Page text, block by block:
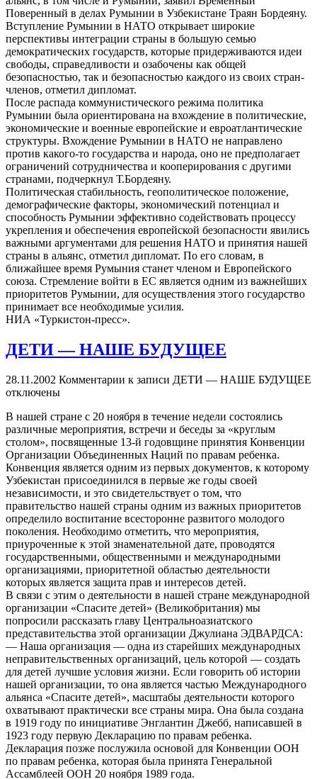
Поверенный в делах Румынии в Узбекистане Траян Бордеяну.
Вступление Румынии в НАТО открывает широкие
перспективы интеграции страны в большую семью
демократических государств, которые придерживаются идеи
свободы, справедливости и озабочены как общей
безопасностью, так и безопасностью каждого из своих стран-
членов, отметил дипломат.
После распада коммунистического режима политика
Румынии была ориентирована на вхождение в политические,
экономические и военные европейские и евроатлантические
структуры. Вхождение Румынии в НАТО не направлено
против какого-то государства и народа, оно не предполагает
ограничений сотрудничества и кооперирования с другими
странами, подчеркнул Т.Бордеяну.
Политическая стабильность, геополитическое положение,
демографические факторы, экономический потенциал и
способность Румынии эффективно содействовать процессу
укрепления и обеспечения европейской безопасности явились
важными аргументами для решения НАТО и принятия нашей
страны в альянс, отметил дипломат. По его словам, в
ближайшее время Румыния станет членом и Европейского
союза. Стремление войти в ЕС является одним из важнейших
приоритетов Румынии, для осуществления этого государство
принимает все необходимые усилия.
НИА «Туркистон-пресс».
ДЕТИ — НАШЕ БУДУЩЕЕ
28.11.2002 Комментарии к записи ДЕТИ — НАШЕ БУДУЩЕЕ
отключены
В нашей стране с 20 ноября в течение недели состоялись
различные мероприятия, встречи и беседы за «круглым
столом», посвященные 13-й годовщине принятия Конвенции
Организации Объединенных Наций по правам ребенка.
Конвенция является одним из первых документов, к которому
Узбекистан присоединился в первые же годы своей
независимости, и это свидетельствует о том, что
правительство нашей страны одним из важных приоритетов
определило воспитание всесторонне развитого молодого
поколения. Необходимо отметить, что мероприятия,
приуроченные к этой знаменательной дате, проводятся
государственными, общественными и международными
организациями, приоритетной областью деятельности
которых является защита прав и интересов детей.
В связи с этим о деятельности в нашей стране международной
организации «Спасите детей» (Великобритания) мы
попросили рассказать главу Центральноазиатского
представительства этой организации Джулиана ЭДВАРДСА:
— Наша организация — одна из старейших международных
неправительственных организаций, цель которой — создать
для детей лучшие условия жизни. Если говорить об истории
нашей организации, то она является частью Международного
альянса «Спасите детей», масштабы деятельности которого
охватывают практически все страны мира. Она была создана
в 1919 году по инициативе Энглантин Джебб, написавшей в
1923 году первую Декларацию по правам ребенка.
Декларация позже послужила основой для Конвенции ООН
по правам ребенка, которая была принята Генеральной
Ассамблеей ООН 20 ноября 1989 года.